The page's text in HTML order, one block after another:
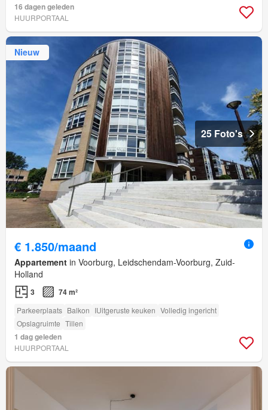
16 dagen geleden
HUURPORTAAL
Nieuw
25 Foto's
€ 1.850/maand
Appartement in Voorburg, Leidschendam-Voorburg, Zuid-
Holland
3 74 m²
Parkeerplaats Balkon IUitgeruste keuken Volledig ingericht
Opslagruimte Tillen
1 dag geleden
HUURPORTAAL